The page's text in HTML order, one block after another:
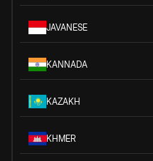
JAVANESE
KANNADA
KAZAKH
KHMER